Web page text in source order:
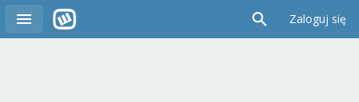
Zaloguj się